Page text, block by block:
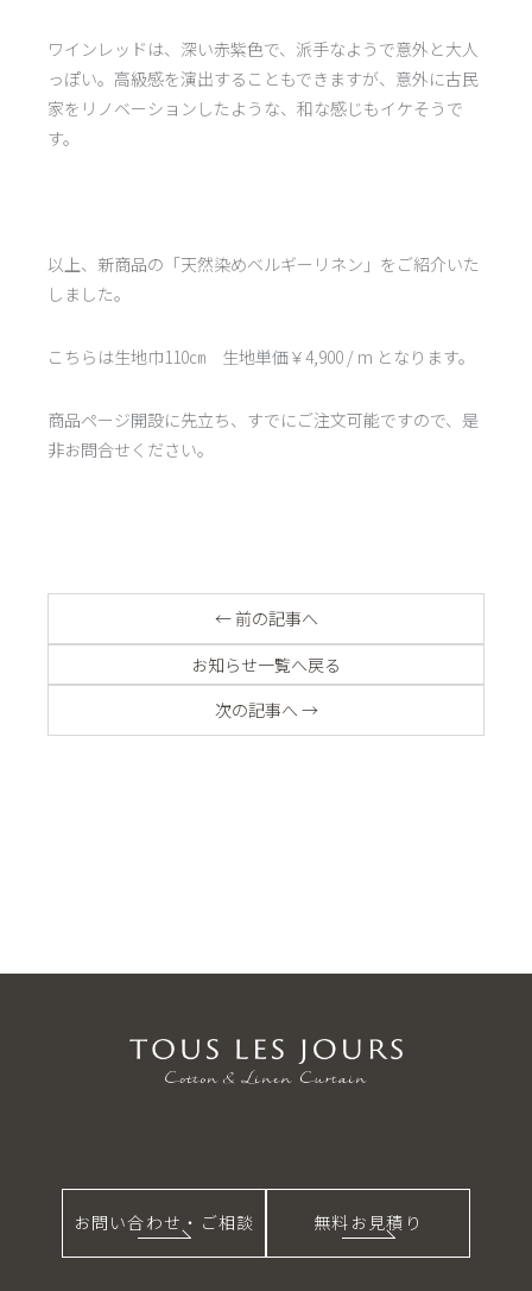
ワインレッドは、深い赤紫色で、派手なようで意外と大人
っぽい。高級感を演出することもできますが、意外に古民
家をリノベーションしたような、和な感じもイケそうで
す。
以上、新商品の「天然染めベルギーリネン」をご紹介いた
しました。
こちらは生地巾110㎝ 生地単価￥4,900 / m となります。
商品ページ開設に先立ち、すでにご注文可能ですので、是
非お問合せください。
← 前の記事へ
お知らせ一覧へ戻る
次の記事へ →
お問い合わせ・ご相談 無料お見積り